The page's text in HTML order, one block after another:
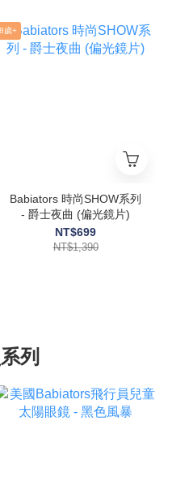
8歲+
Babiators 時尚SHOW系列
- 爵士夜曲 (偏光鏡片)
NT$699
NT$1,390
列